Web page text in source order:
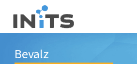
content
Bevalz